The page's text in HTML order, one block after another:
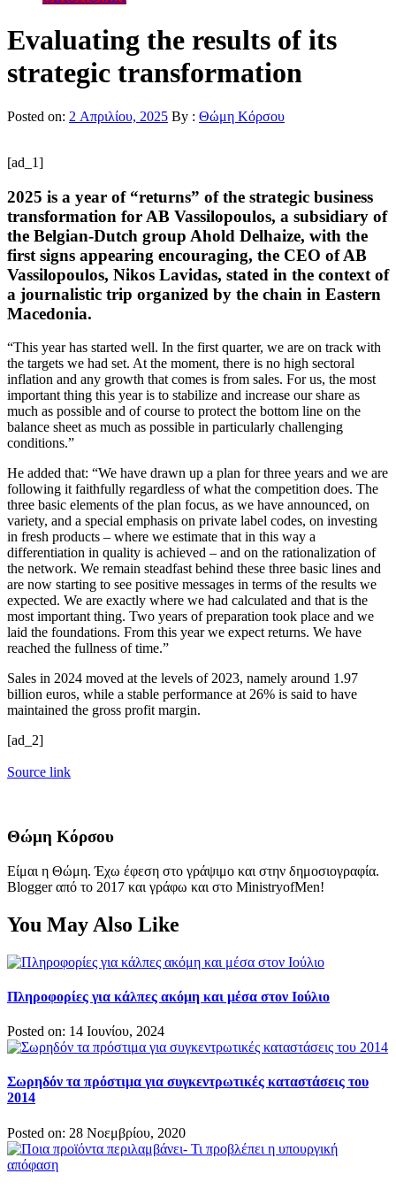
Evaluating the results of its
strategic transformation
Posted on: 2 Απριλίου, 2025 By : Θώμη Κόρσου
[ad_1]
2025 is a year of “returns” of the strategic business
transformation for AB Vassilopoulos, a subsidiary of
the Belgian-Dutch group Ahold Delhaize, with the
first signs appearing encouraging, the CEO of AB
Vassilopoulos, Nikos Lavidas, stated in the context of
a journalistic trip organized by the chain in Eastern
Macedonia.
“This year has started well. In the first quarter, we are on track with
the targets we had set. At the moment, there is no high sectoral
inflation and any growth that comes is from sales. For us, the most
important thing this year is to stabilize and increase our share as
much as possible and of course to protect the bottom line on the
balance sheet as much as possible in particularly challenging
conditions.”
He added that: “We have drawn up a plan for three years and we are
following it faithfully regardless of what the competition does. The
three basic elements of the plan focus, as we have announced, on
variety, and a special emphasis on private label codes, on investing
in fresh products – where we estimate that in this way a
differentiation in quality is achieved – and on the rationalization of
the network. We remain steadfast behind these three basic lines and
are now starting to see positive messages in terms of the results we
expected. We are exactly where we had calculated and that is the
most important thing. Two years of preparation took place and we
laid the foundations. From this year we expect returns. We have
reached the fullness of time.”
Sales in 2024 moved at the levels of 2023, namely around 1.97
billion euros, while a stable performance at 26% is said to have
maintained the gross profit margin.
[ad_2]
Source link
Θώμη Κόρσου
Είμαι η Θώμη. Έχω έφεση στο γράψιμο και στην δημοσιογραφία.
Blogger από το 2017 και γράφω και στο MinistryofMen!
You May Also Like
Πληροφορίες για κάλπες ακόμη και μέσα στον Ιούλιο
Posted on: 14 Ιουνίου, 2024
Σωρηδόν τα πρόστιμα για συγκεντρωτικές καταστάσεις του
2014
Posted on: 28 Νοεμβρίου, 2020